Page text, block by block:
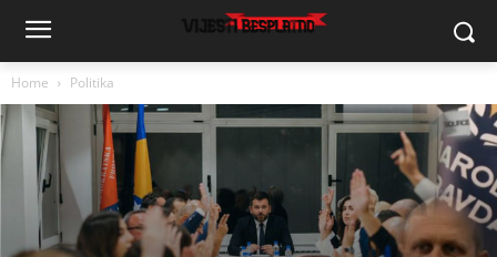
Home Politika